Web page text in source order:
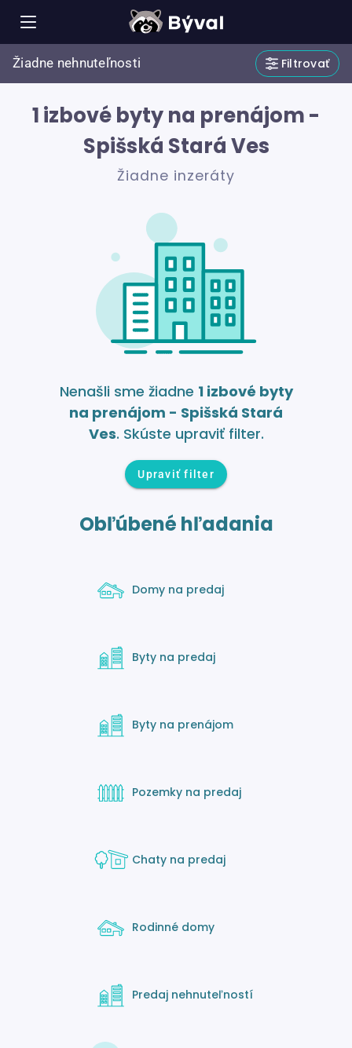
Žiadne nehnuteľnosti Filtrovať
1 izbové byty na prenájom -
Spišská Stará Ves
Žiadne inzeráty
Nenašli sme žiadne 1 izbové byty
na prenájom - Spišská Stará
Ves. Skúste upraviť filter.
Upraviť filter
Obľúbené hľadania
Domy na predaj
Byty na predaj
Byty na prenájom
Pozemky na predaj
Chaty na predaj
Rodinné domy
Predaj nehnuteľností